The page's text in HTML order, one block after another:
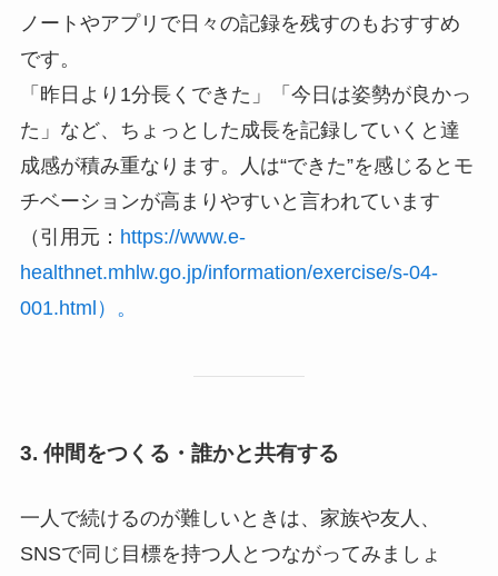
ノートやアプリで日々の記録を残すのもおすすめ
です。
「昨日より1分長くできた」「今日は姿勢が良かっ
た」など、ちょっとした成長を記録していくと達
成感が積み重なります。人は“できた”を感じるとモ
チベーションが高まりやすいと言われています
（引用元： https://www.e-
healthnet.mhlw.go.jp/information/exercise/s-04-
001.html）。
3. 仲間をつくる・誰かと共有する
一人で続けるのが難しいときは、家族や友人、
SNSで同じ目標を持つ人とつながってみましょ